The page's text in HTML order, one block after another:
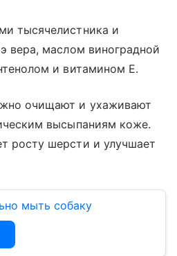
тысячелистника и
вера, маслом виноградной
и витамином Е.
очищают и ухаживают
высыпаниям коже.
росту шерсти и улучшает
мыть собаку